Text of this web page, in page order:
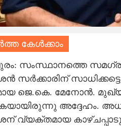
കേൾക്കാം
സംസ്ഥാനത്തെ
സർക്കാരിന്
ജെ.കെ. മേനോൻ.
അദ്ദേഹം.
വ്യക്തമായ